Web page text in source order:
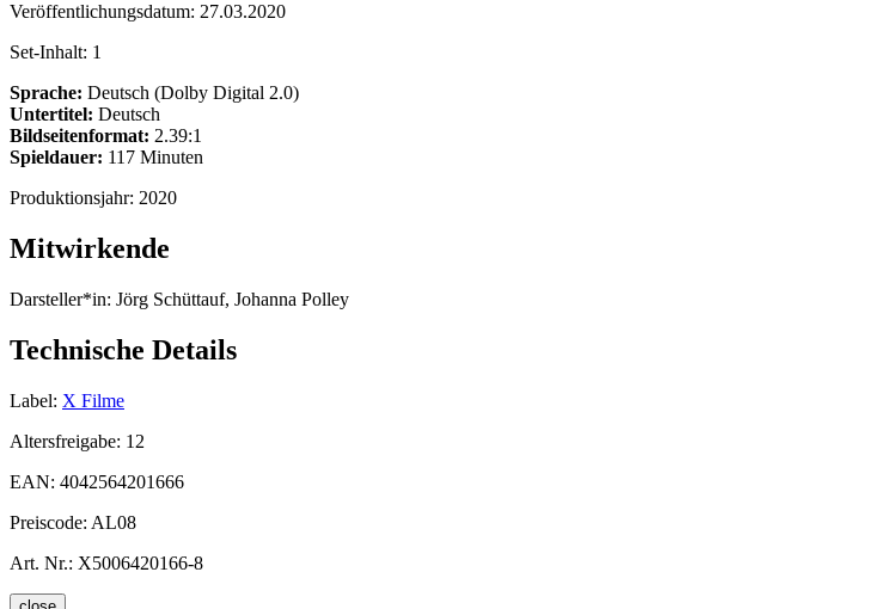
Veröffentlichungsdatum: 27.03.2020
Set-Inhalt: 1
Sprache: Deutsch (Dolby Digital 2.0)
Untertitel: Deutsch
Bildseitenformat: 2.39:1
Spieldauer: 117 Minuten
Produktionsjahr: 2020
Mitwirkende
Darsteller*in: Jörg Schüttauf, Johanna Polley
Technische Details
Label: X Filme
Altersfreigabe: 12
EAN: 4042564201666
Preiscode: AL08
Art. Nr.: X5006420166-8